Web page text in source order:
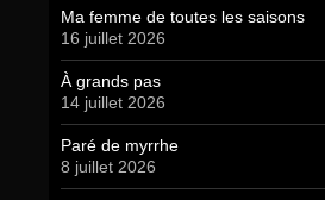
Ma femme de toutes les saisons
16 juillet 2026
À grands pas
14 juillet 2026
Paré de myrrhe
8 juillet 2026